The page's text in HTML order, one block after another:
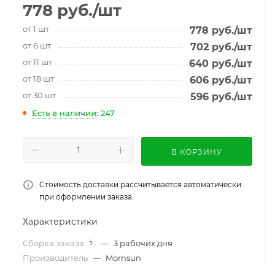
778 руб./шт
от 1 шт 778 руб./шт
от 6 шт 702 руб./шт
от 11 шт 640 руб./шт
от 18 шт 606 руб./шт
от 30 шт 596 руб./шт
Есть в наличии: 247
В КОРЗИНУ
Стоимость доставки рассчитывается автоматически
при оформлении заказа.
Характеристики
Сборка заказа ? — 3 рабочих дня
Производитель — Mornsun